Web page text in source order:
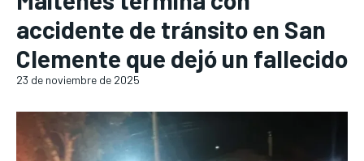
accidente de tránsito en San
Clemente que dejó un fallecido
23 de noviembre de 2025